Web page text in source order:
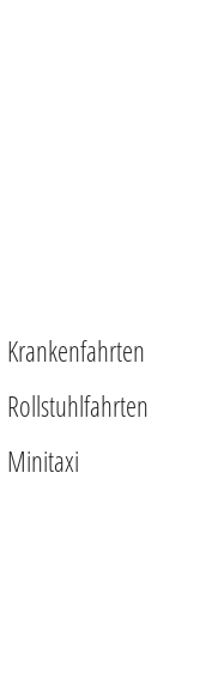
Krankenfahrten
Rollstuhlfahrten
Minitaxi